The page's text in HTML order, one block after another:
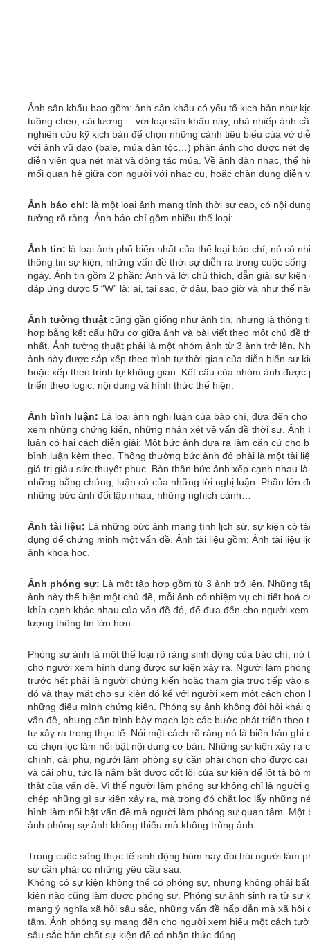
Ảnh sân khấu bao gồm: ảnh sân khấu có yếu tố kịch bản như
tuồng chèo, cải lương… với loại sân khấu này, nhà nhiếp ảnh
nghiên cứu kỹ kịch bản để chọn những cảnh tiêu biểu của vở
với ảnh vũ đạo (bale, múa dân tộc…) phản ánh cho được nét
diễn viên qua nét mặt và động tác múa. Về ảnh dàn nhạc, thể
mối quan hệ giữa con người với nhạc cụ, hoặc chân dung diễn
Ảnh báo chí: là một loại ảnh mang tính thời sự cao, có nội
tưởng rõ ràng. Ảnh báo chí gồm nhiều thể loại:
Ảnh tin: là loại ảnh phổ biến nhất của thể loại báo chí, nó có
thông tin sự kiện, những vấn đề thời sự diễn ra trong cuộc sống
ngày. Ảnh tin gồm 2 phần: Ảnh và lời chú thích, dẫn giải sự kiện
đáp ứng được 5 “W” là: ai, tại sao, ở đâu, bao giờ và như thế
Ảnh tường thuật cũng gần giống như ảnh tin, nhưng là thông
hợp bằng kết cấu hữu cơ giữa ảnh và bài viết theo một chủ đề
nhất. Ảnh tường thuật phải là một nhóm ảnh từ 3 ảnh trở lên.
ảnh này được sắp xếp theo trình tự thời gian của diễn biến sự
hoặc xếp theo trình tự không gian. Kết cấu của nhóm ảnh được
triển theo logic, nội dung và hình thức thể hiện.
Ảnh bình luận: Là loại ảnh nghị luận của báo chí, đưa đến
xem những chứng kiến, những nhận xét về vấn đề thời sự. Ảnh
luận có hai cách diễn giải: Một bức ảnh đưa ra làm căn cứ cho
bình luận kèm theo. Thông thường bức ảnh đó phải là một tài
giá trị giàu sức thuyết phục. Bản thân bức ảnh xếp cạnh nhau là
những bằng chứng, luận cứ của những lời nghị luận. Phần lớn
những bức ảnh đối lập nhau, những nghịch cảnh…
Ảnh tài liệu: Là những bức ảnh mang tính lịch sử, sự kiện có
dụng để chứng minh một vấn đề. Ảnh tài liệu gồm: Ảnh tài liệu
ảnh khoa học.
Ảnh phóng sự: Là một tập hợp gồm từ 3 ảnh trở lên. Những
ảnh này thể hiện một chủ đề, mỗi ảnh có nhiệm vụ chi tiết hoá
khía cạnh khác nhau của vấn đề đó, để đưa đến cho người
lượng thông tin lớn hơn.
Phóng sự ảnh là một thể loại rõ ràng sinh động của báo chí, nó
cho người xem hình dung được sự kiện xảy ra. Người làm
trước hết phải là người chứng kiến hoặc tham gia trực tiếp vào
đó và thay mặt cho sự kiện đó kể với người xem một cách chọn
những điểu mình chứng kiến. Phóng sự ảnh không đòi hỏi khái
vấn đề, nhưng cần trình bày mạch lạc các bước phát triển theo
tự xảy ra trong thực tế. Nói một cách rõ ràng nó là biên bản ghi
có chọn lọc làm nổi bật nội dung cơ bản. Những sự kiện xảy ra
chính, cái phụ, người làm phóng sự cần phải chọn cho được cái
và cái phụ, tức là nắm bắt được cốt lõi của sự kiện để lột tả bộ
thật của vấn đề. Vì thế người làm phóng sự không chỉ là người
chép những gì sự kiện xảy ra, mà trong đó chắt lọc lấy những
hình làm nổi bật vấn đề mà người làm phóng sự quan tâm. Một
ảnh phóng sự ảnh không thiếu mà không trùng ảnh.
Trong cuộc sống thực tế sinh động hôm nay đòi hỏi người làm
sự cần phải có những yêu cầu sau:
Không có sự kiện không thể có phóng sự, nhưng không phải
kiện nào cũng làm được phóng sự. Phóng sự ảnh sinh ra từ sự
mang ý nghĩa xã hội sâu sắc, những vấn đề hấp dẫn mà xã hội
tâm. Ảnh phóng sự mang đến cho người xem hiểu một cách
sâu sắc bản chất sự kiện để có nhận thức đúng.